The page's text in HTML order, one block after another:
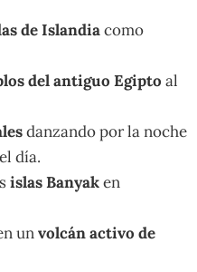
de Islandiacomo
del antiguo Egipto al
danzando por la noche
día.
islas Banyaken
unvolcán activo de